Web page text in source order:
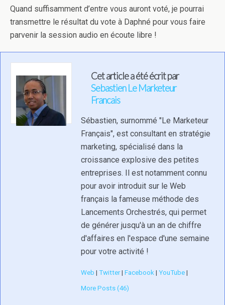
Quand suffisamment d’entre vous auront voté, je pourrai
transmettre le résultat du vote à Daphné pour vous faire
parvenir la session audio en écoute libre !
Cet article a été écrit par
Sebastien Le Marketeur
Francais
Sébastien, surnommé "Le Marketeur
Français", est consultant en stratégie
marketing, spécialisé dans la
croissance explosive des petites
entreprises. Il est notamment connu
pour avoir introduit sur le Web
français la fameuse méthode des
Lancements Orchestrés, qui permet
de générer jusqu'à un an de chiffre
d'affaires en l'espace d'une semaine
pour votre activité !
Web | Twitter| Facebook | YouTube |
More Posts (46)